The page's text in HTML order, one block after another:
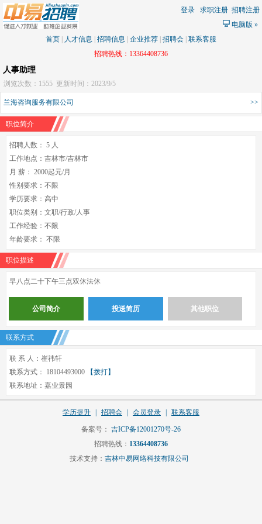
登录 求职注册 招聘注册
电脑版 »
首页
人才信息 招聘信息 企业推荐 招聘会 联系客服
招聘热线：13364408736
人事助理
浏览次数：1555 更新时间：2023/9/5
>>
兰海咨询服务有限公司
职位简介
招聘人数： 5 人
工作地点：吉林市/吉林市
月 薪： 2000起元/月
性别要求：不限
学历要求：高中
职位类别：文职/行政/人事
工作经验：不限
年龄要求： 不限
职位描述
早八点二十下午三点双休法休
公司简介 投送简历 其他职位
联系方式
联 系 人：崔祎轩
联系方式： 18104493000
【拨打】
联系地址：嘉业景园
学历提升 招聘会 会员登录 联系客服
备案号： 吉ICP备12001270号-26
招聘热线： 13364408736
技术支持： 吉林中易网络科技有限公司